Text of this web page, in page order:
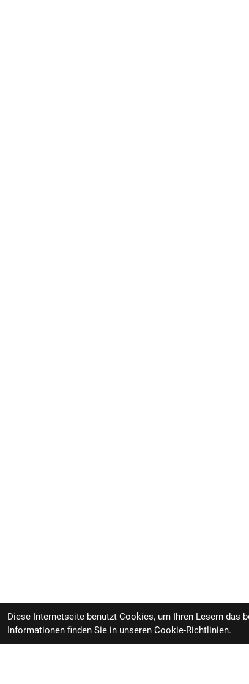
Diese Internetseite benutzt Cookies, um Ihren Lesern das
Informationen finden Sie in unseren Cookie-Richtlinien.